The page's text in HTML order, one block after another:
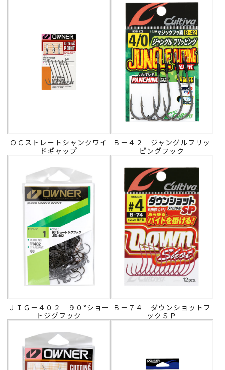
ＯＣストレートシャンクワイ
ドギャップ
Ｂ－４２ ジャングルフリッ
ピングフック
ＪＩＧ－４０２ ９０°ショー
トジグフック
Ｂ－７４ ダウンショットフ
ックＳＰ